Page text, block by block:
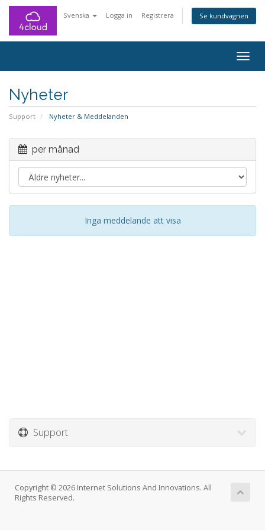
Svenska Logga in Registrera Se kundvagnen
Nyheter
Support Nyheter & Meddelanden
per månad
Inga meddelande att visa
Support
Copyright © 2026 Internet Solutions And Innovations. All
Rights Reserved.